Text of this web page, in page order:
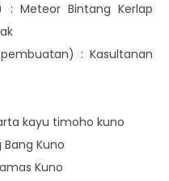
Meteor Bintang Kerlap
: Kasultanan
kayu timoho kuno
Kuno
Kuno